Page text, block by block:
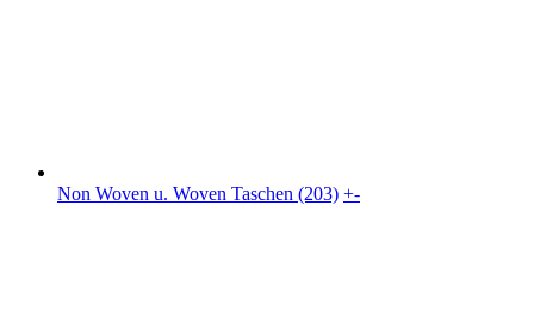
Non Woven u. Woven Taschen (203) +-